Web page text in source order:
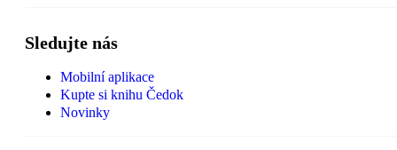
Sledujte nás
Mobilní aplikace
Kupte si knihu Čedok
Novinky